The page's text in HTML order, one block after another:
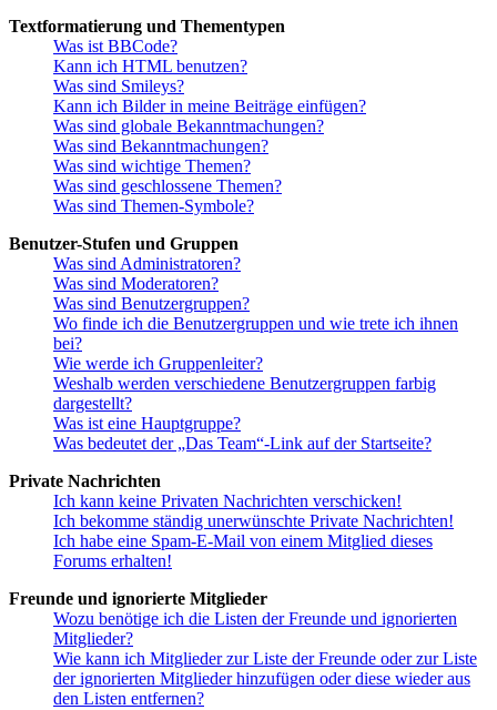
Textformatierung und Thementypen
Was ist BBCode?
Kann ich HTML benutzen?
Was sind Smileys?
Kann ich Bilder in meine Beiträge einfügen?
Was sind globale Bekanntmachungen?
Was sind Bekanntmachungen?
Was sind wichtige Themen?
Was sind geschlossene Themen?
Was sind Themen-Symbole?
Benutzer-Stufen und Gruppen
Was sind Administratoren?
Was sind Moderatoren?
Was sind Benutzergruppen?
Wo finde ich die Benutzergruppen und wie trete ich ihnen
bei?
Wie werde ich Gruppenleiter?
Weshalb werden verschiedene Benutzergruppen farbig
dargestellt?
Was ist eine Hauptgruppe?
Was bedeutet der „Das Team“-Link auf der Startseite?
Private Nachrichten
Ich kann keine Privaten Nachrichten verschicken!
Ich bekomme ständig unerwünschte Private Nachrichten!
Ich habe eine Spam-E-Mail von einem Mitglied dieses
Forums erhalten!
Freunde und ignorierte Mitglieder
Wozu benötige ich die Listen der Freunde und ignorierten
Mitglieder?
Wie kann ich Mitglieder zur Liste der Freunde oder zur Liste
der ignorierten Mitglieder hinzufügen oder diese wieder aus
den Listen entfernen?